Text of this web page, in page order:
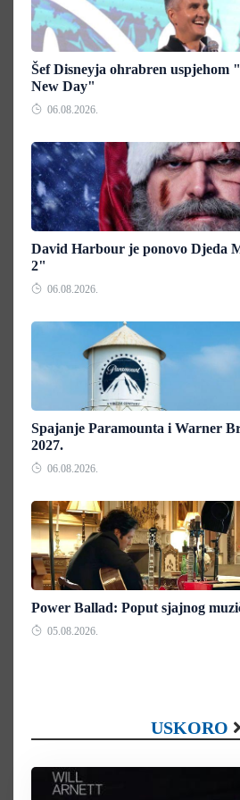
Šef Disneyja ohrabren uspjehom
New Day"
06.08.2026.
David Harbour je ponovo Djeda
2"
06.08.2026.
Spajanje Paramounta i Warner
2027.
06.08.2026.
Power Ballad: Poput sjajnog
05.08.2026.
USKORO